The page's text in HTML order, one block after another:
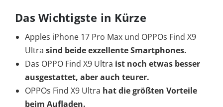
Das Wichtigste in Kürze
Apples iPhone 17 Pro Max und OPPOs Find X9
Ultra sind beide exzellente Smartphones.
Das OPPO Find X9 Ultra ist noch etwas besser
ausgestattet, aber auch teurer.
OPPOs Find X9 Ultra hat die größten Vorteile
beim Aufladen.